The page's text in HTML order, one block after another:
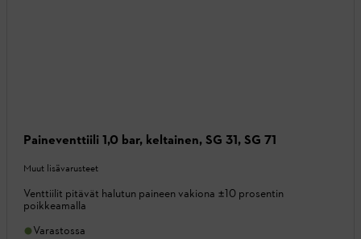
Paineventtiili 1,0 bar, keltainen, SG 31, SG 71
Muut lisävarusteet
Venttiilit pitävät halutun paineen vakiona ±10 prosentin
poikkeamalla
Varastossa